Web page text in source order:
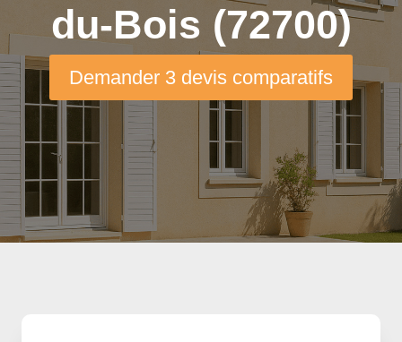
du-Bois (72700)
Demander 3 devis comparatifs